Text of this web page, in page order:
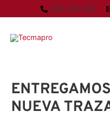
al
955 730 839
NUEVA
c
o
s